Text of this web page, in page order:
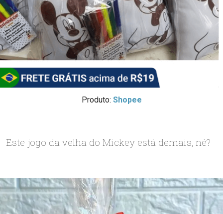
Produto: Shopee
Este jogo da velha do Mickey está demais, né?